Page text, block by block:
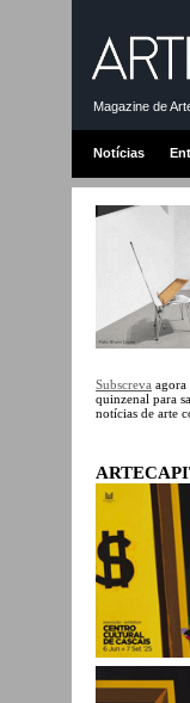
Magazine de
Notícias
Subscreva
quinzenal para
notícias de arte